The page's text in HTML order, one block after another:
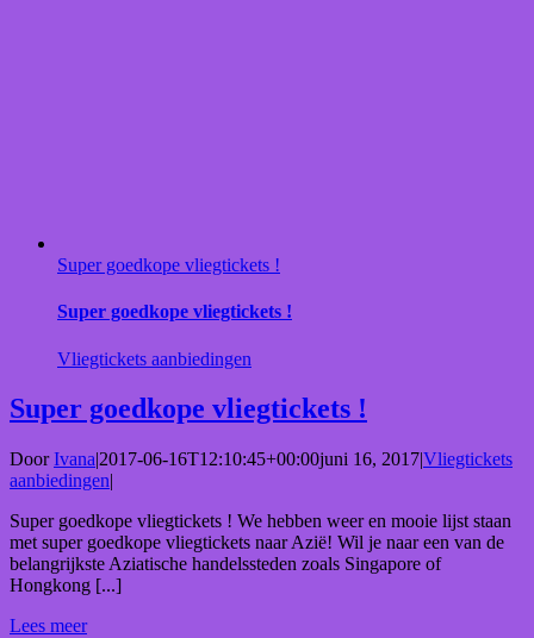
Super goedkope vliegtickets !
Super goedkope vliegtickets !
Vliegtickets aanbiedingen
Super goedkope vliegtickets !
DoorIvana|2017-06-16T12:10:45+00:00juni 16, 2017|Vliegtickets
aanbiedingen|
Super goedkope vliegtickets ! We hebben weer en mooie lijst staan
met super goedkope vliegtickets naar Azië! Wil je naar een van de
belangrijkste Aziatische handelssteden zoals Singapore of
Hongkong [...]
Lees meer